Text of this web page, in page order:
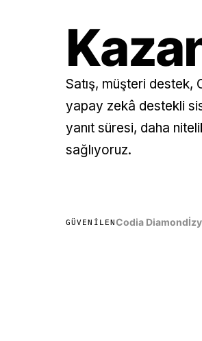
Demo Talep Et
Satış, müşteri
yapay zekâ destekli
yanıt süresi, daha
sağlıyoruz.
GÜVENILENCodia Diamond